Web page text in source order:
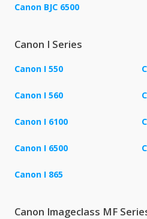
Canon BJC 6500
Canon I Series
Canon I 550
Canon I 560
Canon I 6100
Canon I 6500
Canon I 865
Canon Imageclass MF